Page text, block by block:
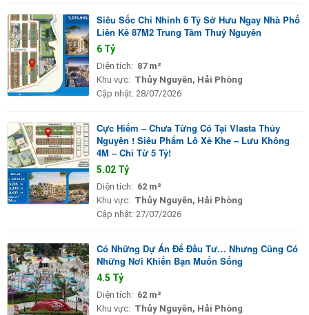
Siêu Sốc Chỉ Nhỉnh 6 Tỷ Sở Hưu Ngay Nhà Phố
Liên Kề 87M2 Trung Tâm Thuỷ Nguyên
6 Tỷ
Diện tích: 87 m²
Khu vực: Thủy Nguyên, Hải Phòng
Cập nhật: 28/07/2026
Cực Hiếm – Chưa Từng Có Tại Vlasta Thủy
Nguyên ! Siêu Phẩm Lô Xẻ Khe – Lưu Không
4M – Chỉ Từ 5 Tỷ!
5.02 Tỷ
Diện tích: 62 m²
Khu vực: Thủy Nguyên, Hải Phòng
Cập nhật: 27/07/2026
Có Những Dự Án Để Đầu Tư… Nhưng Cũng Có
Những Nơi Khiến Bạn Muốn Sống
4.5 Tỷ
Diện tích: 62 m²
Khu vực: Thủy Nguyên, Hải Phòng